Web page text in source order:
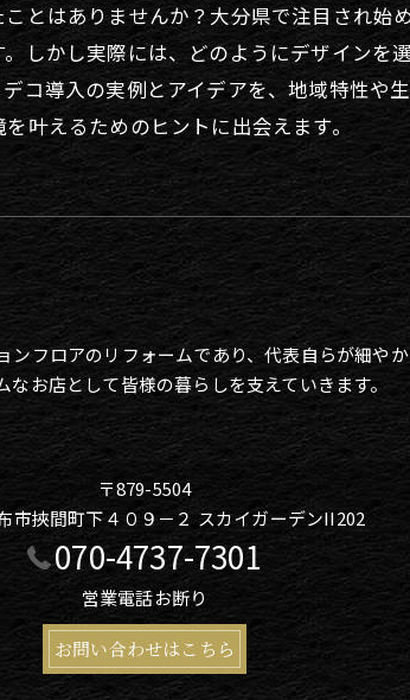
とはありませんか？大分県で注目され始
しかし実際には、どのようにデザインを
コ導入の実例とアイデアを、地域特性や
叶えるためのヒントに出会えます。
ンフロアのリフォームであり、代表自らが細や
なお店として皆様の暮らしを支えていきます。
〒879-5504
市挾間町下４０９－２ スカイガーデンII202
070-4737-7301
営業電話お断り
お問い合わせはこちら